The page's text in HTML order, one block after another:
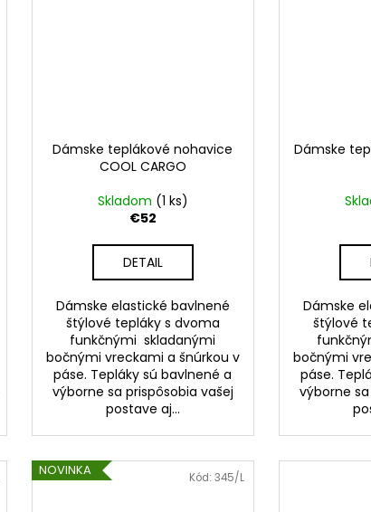
Dámske teplákové nohavice
COOL CARGO
Skladom (1 ks)
€52
DETAIL
Dámske elastické bavlnené
štýlové tepláky s dvoma
funkčnými skladanými
bočnými vreckami a šnúrkou v
páse. Tepláky sú bavlnené a
výborne sa prispôsobia vašej
postave aj...
Dámske
Dámske
štýlové
bočnými
páse.
výborne
NOVINKA Kód: 345/L